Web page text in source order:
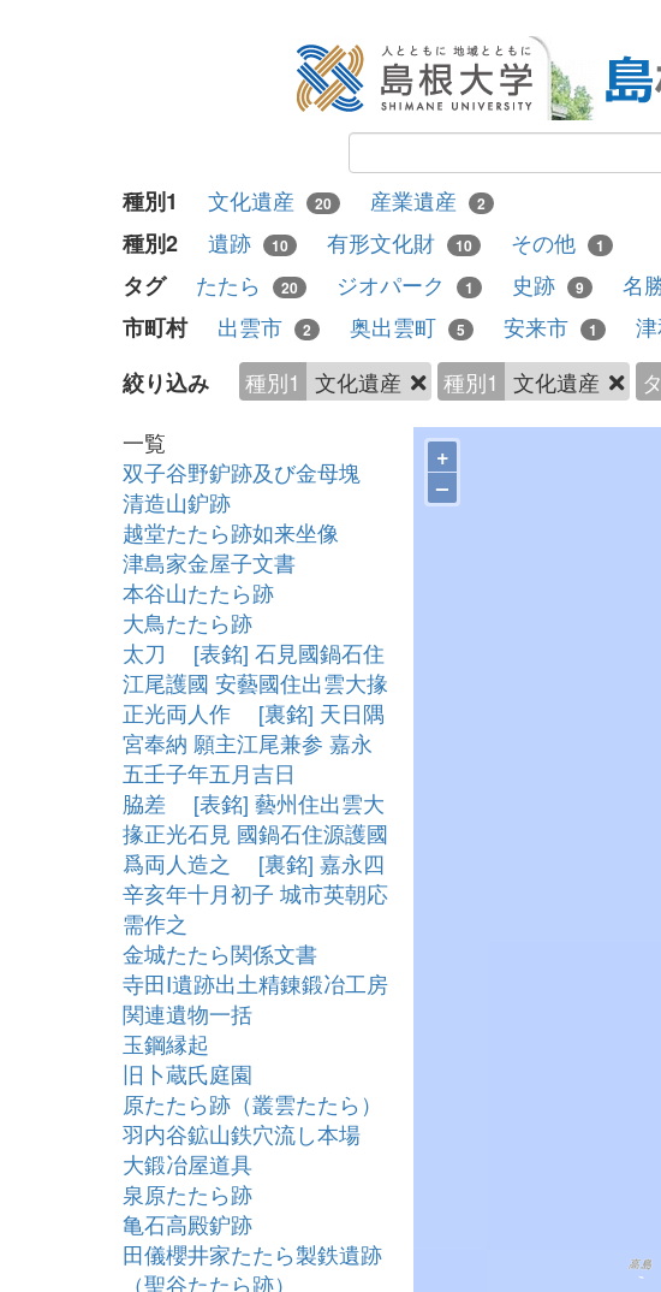
種別1 文化遺産 20 産業遺産 2
種別2 遺跡 10 有形文化財 10 その他 1
タグ たたら 20 ジオパーク 1 史跡 9 名
市町村 出雲市 2 奥出雲町 5 安来市 1
絞り込み 種別1 文化遺産 種別1 文化遺産
一覧
双子谷野鈩跡及び金母塊
清造山鈩跡
越堂たたら跡如来坐像
津島家金屋子文書
本谷山たたら跡
大鳥たたら跡
太刀 [表銘] 石見國鍋石住
江尾護國 安藝國住出雲大掾
正光両人作 [裏銘] 天日隅
宮奉納 願主江尾兼参 嘉永
五壬子年五月吉日
脇差 [表銘] 藝州住出雲大
掾正光石見 國鍋石住源護國
爲両人造之 [裏銘] 嘉永四
辛亥年十月初子 城市英朝応
需作之
金城たたら関係文書
寺田Ⅰ遺跡出土精錬鍛冶工房
関連遺物一括
玉鋼縁起
旧卜蔵氏庭園
原たたら跡（叢雲たたら）
羽内谷鉱山鉄穴流し本場
大鍛冶屋道具
泉原たたら跡
亀石高殿鈩跡
田儀櫻井家たたら製鉄遺跡
（聖谷たたら跡）
+
–